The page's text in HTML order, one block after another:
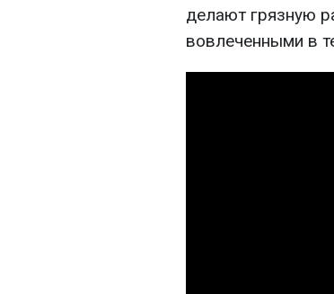
делают грязную
вовлеченными в